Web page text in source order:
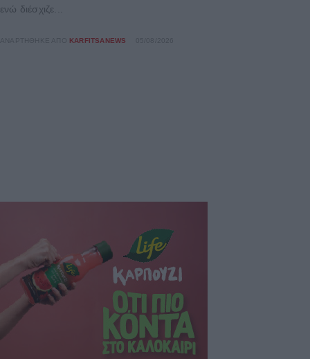
ενώ διέσχιζε...
ΑΝΑΡΤΉΘΗΚΕ ΑΠΌ KARFITSANEWS